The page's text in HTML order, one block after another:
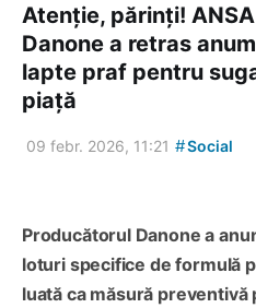
Atenție, părinți!
Danone a retras
lapte praf pentru
piață
09 febr. 2026, 11:21 #Social
Producătorul Danone a
loturi specifice de formulă
luată ca măsură